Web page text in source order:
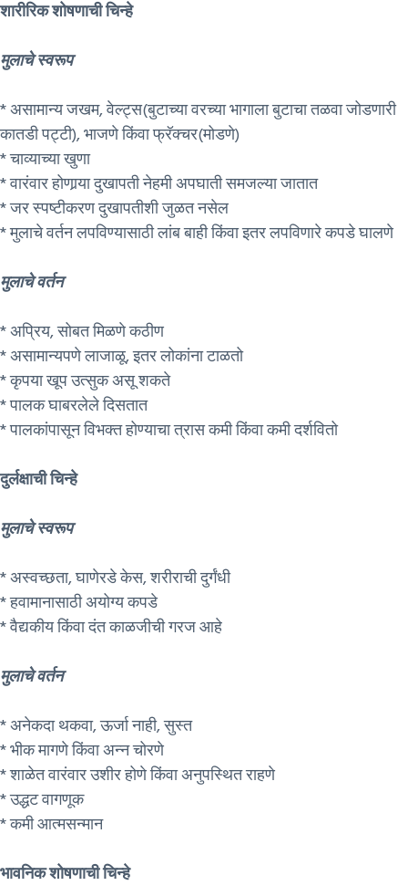
शारीरिक शोषणाची चिन्हे
मुलाचे स्वरूप
* असामान्य जखम, वेल्ट्स(बुटाच्या वरच्या भागाला बुटाचा तळवा जोडणारी
कातडी पट्टी), भाजणे किंवा फ्रॅक्चर(मोडणे)
* चाव्याच्या खुणा
* वारंवार होणार्‍या दुखापती नेहमी अपघाती समजल्या जातात
* जर स्पष्टीकरण दुखापतीशी जुळत नसेल
* मुलाचे वर्तन लपविण्यासाठी लांब बाही किंवा इतर लपविणारे कपडे घालणे
मुलाचे वर्तन
* अप्रिय, सोबत मिळणे कठीण
* असामान्यपणे लाजाळू, इतर लोकांना टाळतो
* कृपया खूप उत्सुक असू शकते
* पालक घाबरलेले दिसतात
* पालकांपासून विभक्त होण्याचा त्रास कमी किंवा कमी दर्शवितो
दुर्लक्षाची चिन्हे
मुलाचे स्वरूप
* अस्वच्छता, घाणेरडे केस, शरीराची दुर्गंधी
* हवामानासाठी अयोग्य कपडे
* वैद्यकीय किंवा दंत काळजीची गरज आहे
मुलाचे वर्तन
* अनेकदा थकवा, ऊर्जा नाही, सुस्त
* भीक मागणे किंवा अन्न चोरणे
* शाळेत वारंवार उशीर होणे किंवा अनुपस्थित राहणे
* उद्धट वागणूक
* कमी आत्मसन्मान
भावनिक शोषणाची चिन्हे